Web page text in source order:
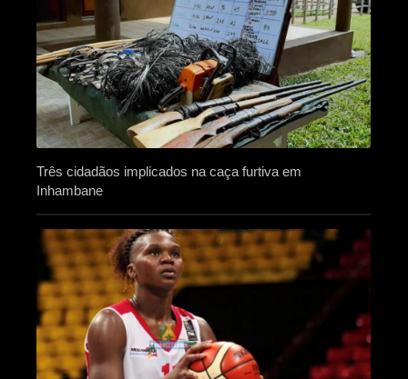
Três cidadãos implicados na caça furtiva em
Inhambane